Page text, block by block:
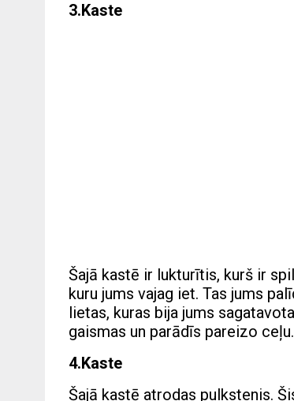
3.Kaste
Šajā kastē ir lukturītis, kurš ir
kuru jums vajag iet. Tas jums
lietas, kuras bija jums
gaismas un parādīs pareizo ceļu.
4.Kaste
Šajā kastē atrodas pulkstenis.